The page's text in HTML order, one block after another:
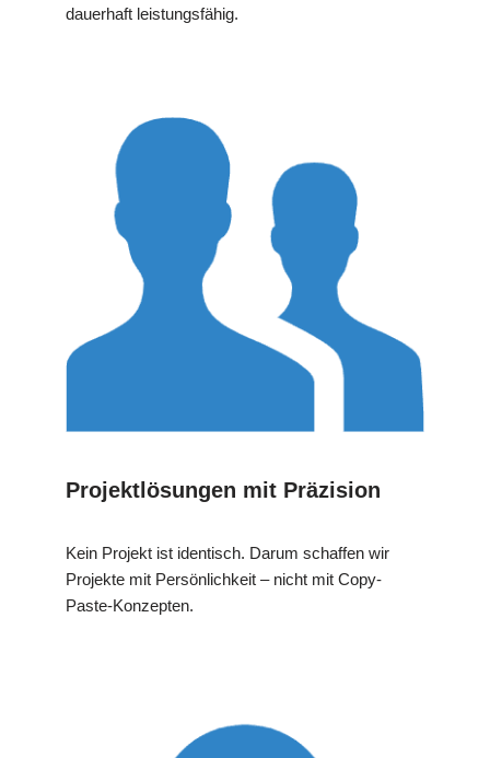
dauerhaft leistungsfähig.
Projektlösungen mit Präzision
Kein Projekt ist identisch. Darum schaffen wir
Projekte mit Persönlichkeit – nicht mit Copy-
Paste-Konzepten.